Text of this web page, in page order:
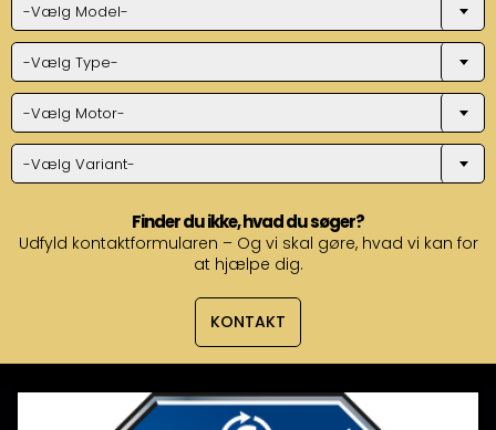
Sænkning
Tuning
Ventilrens
Værksted
-Vælg Model-
-Vælg Type-
-Vælg Motor-
-Vælg Variant-
Finder du ikke, hvad du søger?
Udfyld kontaktformularen – Og vi skal gøre, hvad vi kan for
at hjælpe dig.
KONTAKT